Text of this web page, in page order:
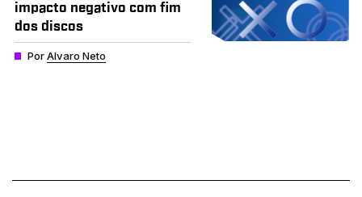
impacto negativo com fim
dos discos
PorAlvaro Neto